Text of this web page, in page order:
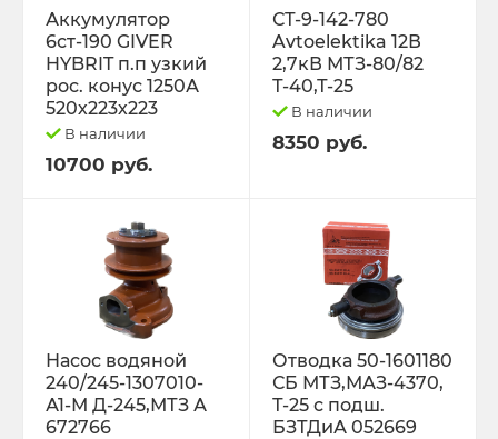
Аккумулятор
6ст-190 GIVER
HYBRIT п.п узкий
рос. конус 1250А
520х223х223
В наличии
10700 руб.
СТ-9-142-780
Avtoelektika 12В
2,7кВ МТЗ-80/82
Т-40,Т-25
В наличии
8350 руб.
Насос водяной
240/245-1307010-
А1-М Д-245,МТЗ А
672766
Отводка 50-1601180
СБ МТЗ,МАЗ-4370,
Т-25 с подш.
БЗТДиА 052669
Трактор Т-70С
Трактор ЮМЗ-6
ТУРБОКОМПРЕССОРЫ
ФОРС., ПЛУНЖ. ПАРА ,КЛАП. ПАРА,
ПОМПЫ, НАСОС ПОДКА
ЭЛЕКТРООБОРУДОВАНИЕ
ЭО-3323, ЭО-2621 ПЭА-1 ТО-49,702,
ЕК-12,14, ДЭК-251